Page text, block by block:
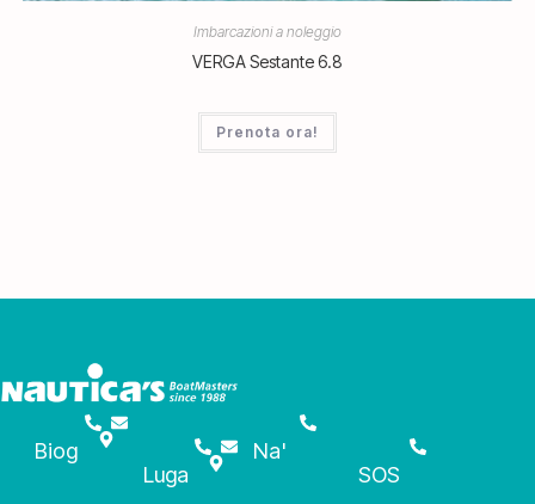
Imbarcazioni a noleggio
VERGA Sestante 6.8
Prenota ora!
Biog
Luga
Na'
SOS